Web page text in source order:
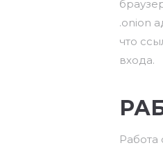
.onion
что
входа.
Работа